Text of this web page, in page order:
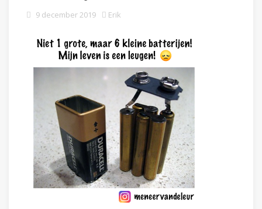
9 december 2019 Erik